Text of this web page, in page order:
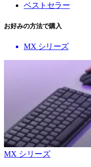
ベストセラー
お好みの方法で購入
MX シリーズ
MX シリーズ